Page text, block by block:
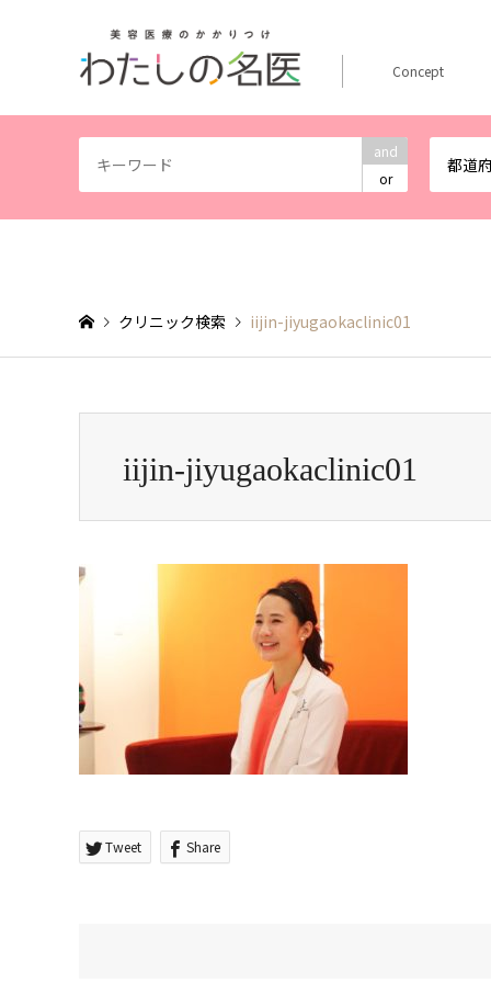
and
or
都道
Concept
クリニック検索 iijin-jiyugaokaclinic01
iijin-jiyugaokaclinic01
Tweet Share